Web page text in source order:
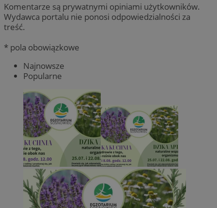
Komentarze są prywatnymi opiniami użytkowników.
Wydawca portalu nie ponosi odpowiedzialności za
treść.
* pola obowiązkowe
Najnowsze
Popularne